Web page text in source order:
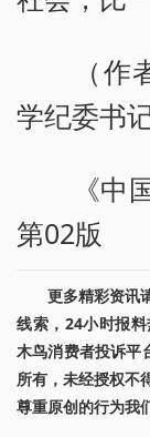
（作者
学纪委书记
《中国
第02版
更多精彩资讯
线索，24小时报
木鸟消费者投诉平
所有，未经授权
尊重原创的行为我